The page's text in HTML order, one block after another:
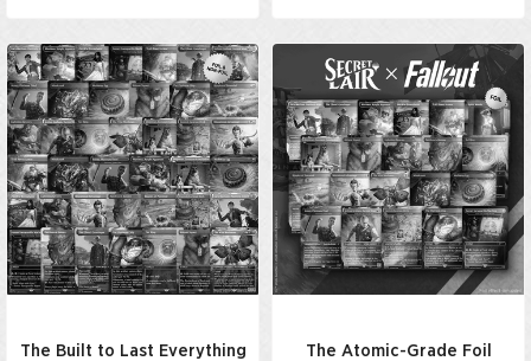
The Built to Last Everything
The Atomic-Grade Foil